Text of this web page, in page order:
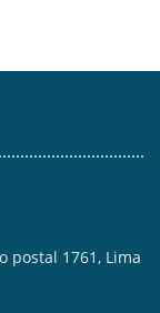
postal 1761, Lima